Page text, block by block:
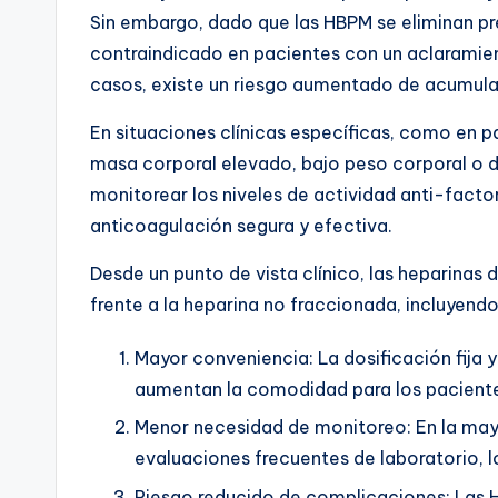
Sin embargo, dado que las HBPM se eliminan
contraindicado en pacientes con un
casos, existe un riesgo aumentado de
En situaciones clínicas específicas, como en
masa corporal elevado, bajo peso corporal o
monitorear los niveles de actividad anti-
anticoagulación segura y efectiva.
Desde un punto de vista clínico, las
frente a la heparina no fraccionada,
Mayor conveniencia: La dosificación fija
aumentan la comodidad para los
Menor necesidad de monitoreo: En la
evaluaciones frecuentes de laboratorio,